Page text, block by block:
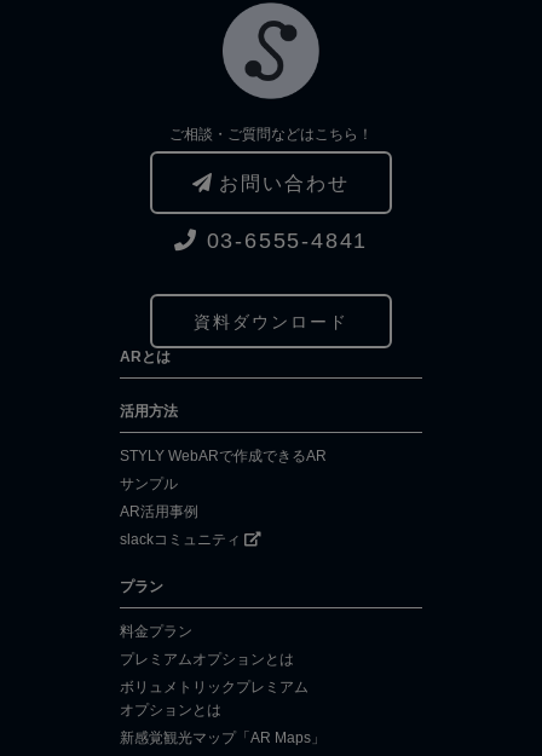
ご相談・ご質問などはこちら！
お問い合わせ
03-6555-4841
資料ダウンロード
ARとは
活用方法
STYLY WebARで作成できるAR
サンプル
AR活用事例
slackコミュニティ
プラン
料金プラン
プレミアムオプションとは
ボリュメトリックプレミアム
オプションとは
新感覚観光マップ「AR Maps」